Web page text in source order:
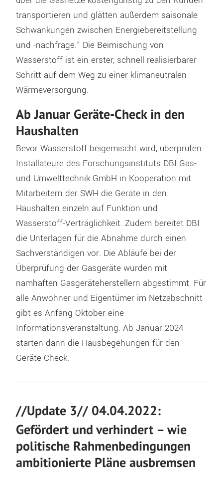
transportieren und glätten außerdem saisonale
Schwankungen zwischen Energiebereitstellung
und -nachfrage.“ Die Beimischung von
Wasserstoff ist ein erster, schnell realisierbarer
Schritt auf dem Weg zu einer klimaneutralen
Wärmeversorgung.
Ab Januar Geräte-Check in den
Haushalten
Bevor Wasserstoff beigemischt wird, überprüfen
Installateure des Forschungsinstituts DBI Gas-
und Umwelttechnik GmbH in Kooperation mit
Mitarbeitern der SWH die Geräte in den
Haushalten einzeln auf Funktion und
Wasserstoff-Verträglichkeit. Zudem bereitet DBI
die Unterlagen für die Abnahme durch einen
Sachverständigen vor. Die Abläufe bei der
Überprüfung der Gasgeräte wurden mit
namhaften Gasgeräteherstellern abgestimmt. Für
alle Anwohner und Eigentümer im Netzabschnitt
gibt es Anfang Oktober eine
Informationsveranstaltung. Ab Januar 2024
starten dann die Hausbegehungen für den
Geräte-Check.
//Update 3// 04.04.2022:
Gefördert und verhindert – wie
politische Rahmenbedingungen
ambitionierte Pläne ausbremsen